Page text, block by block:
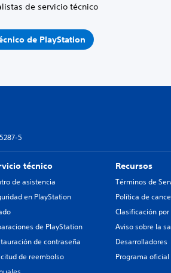
de servicio técnico
de PlayStation
5
técnico
de asistencia
en PlayStation
de PlayStation
de contraseña
de reembolso
Recursos
Términos de
Política de
Clasificación
Aviso sobre la
Desarrolladores
Programa